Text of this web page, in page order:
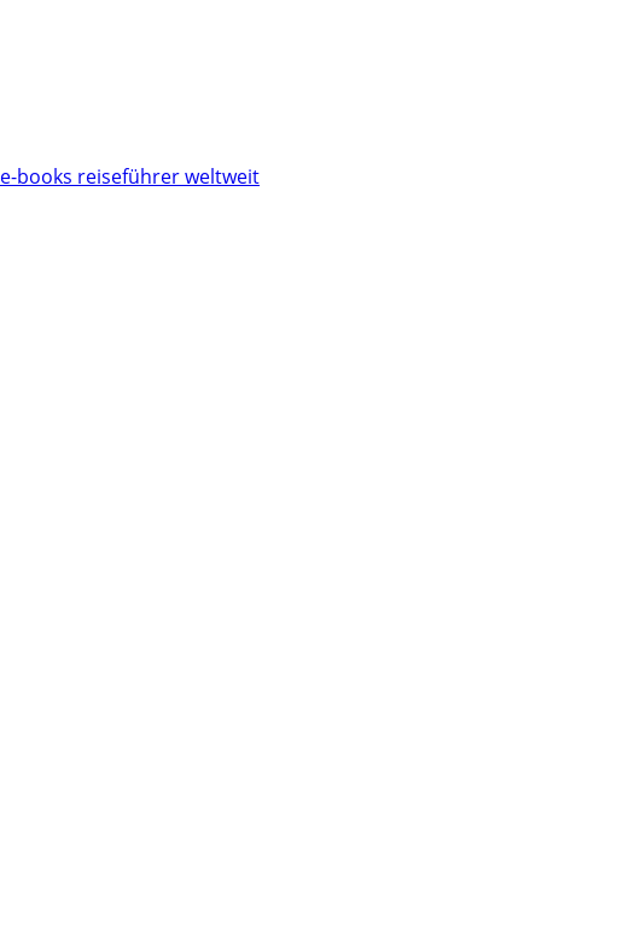
e-books reiseführer weltweit